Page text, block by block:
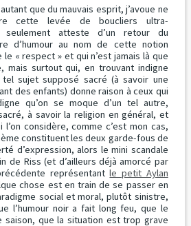
que du mauvais esprit, j’avoue ne
cette levée de boucliers ultra-
seulement atteste d’un retour du
d’humour au nom de cette notion
le « respect » et qui n’est jamais là que
mais surtout qui, en trouvant indigne
tel sujet supposé sacré (à savoir une
des enfants) donne raison à ceux qui
qu’on se moque d’un tel autre,
à savoir la religion en général, et
l’on considère, comme c’est mon cas,
constituent les deux garde-fous de
d’expression, alors le mini scandale
de Riss (et d’ailleurs déjà amorcé par
représentantle petit Aylan
chose est en train de se passer en
social et moral, plutôt sinistre,
l’humour noir a fait long feu, que le
saison, que la situation est trop grave